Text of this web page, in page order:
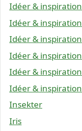
Idéer & inspiration
Idéer & inspiration
Idéer & inspiration
Idéer & inspiration
Idéer & inspiration
Idéer & inspiration
Insekter
Iris